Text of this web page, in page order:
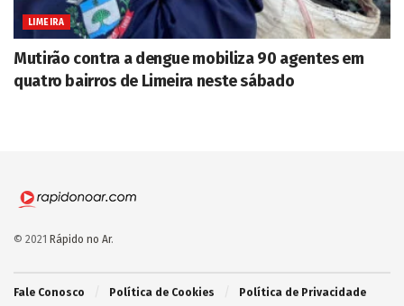
LIMEIRA
Mutirão contra a dengue mobiliza 90 agentes em
quatro bairros de Limeira neste sábado
© 2021 Rápido no Ar.
Fale Conosco Política de Cookies Política de Privacidade